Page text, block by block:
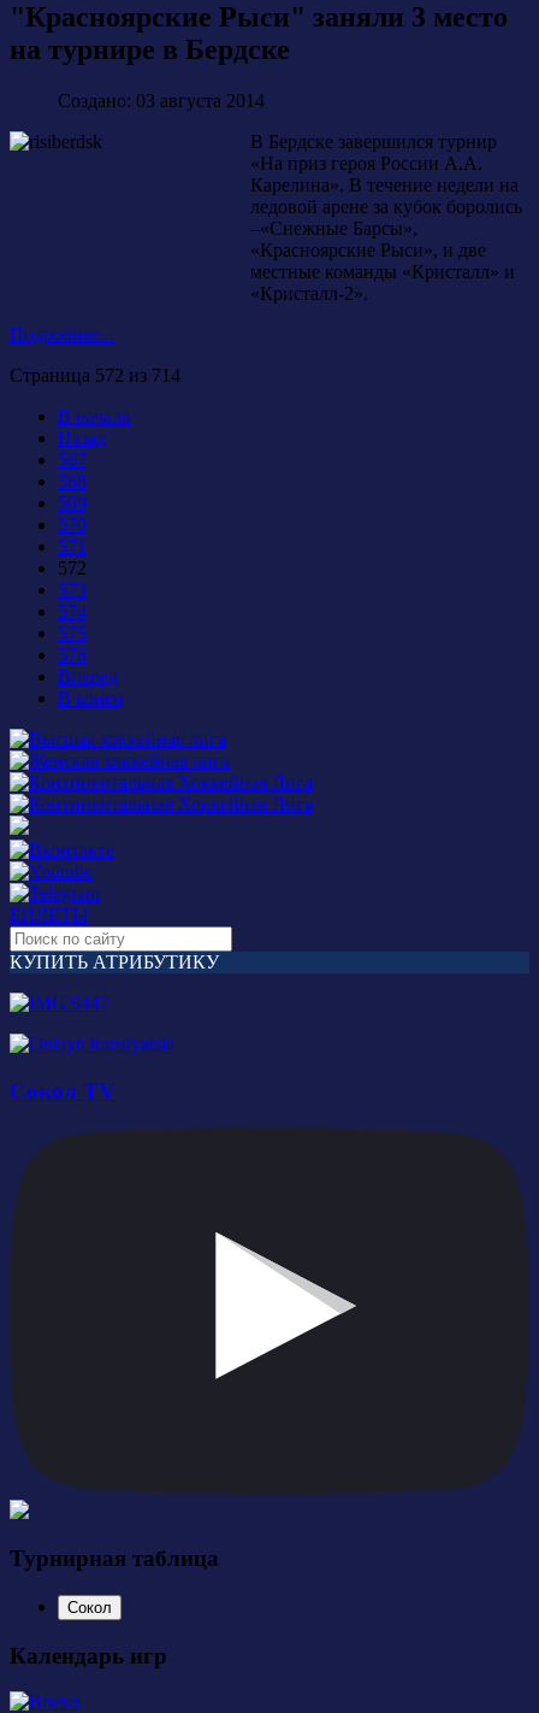
"Красноярские Рыси" заняли 3 место
на турнире в Бердске
Создано: 03 августа 2014
В Бердске завершился турнир
«На приз героя России А.А.
Карелина». В течение недели на
ледовой арене за кубок боролись
–«Снежные Барсы»,
«Красноярские Рыси», и две
местные команды «Кристалл» и
«Кристалл-2».
Подробнее...
Страница 572 из 714
В начало
Назад
567
568
569
570
571
572
573
574
575
576
Вперед
В конец
БИЛЕТЫ
КУПИТЬ АТРИБУТИКУ
Сокол TV
Турнирная таблица
Сокол
Календарь игр